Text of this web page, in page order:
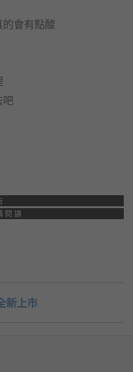
會有點酸
吧
閱讀
新上市